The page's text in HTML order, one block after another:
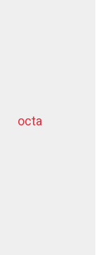
octa
dziļurbums